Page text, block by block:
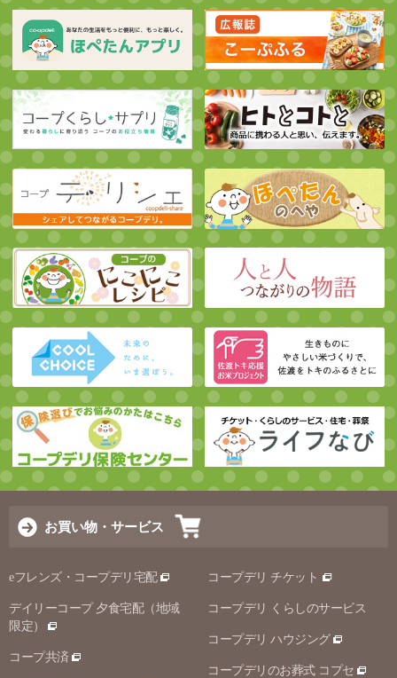
お買い物・サービス
eフレンズ・コープデリ宅配
デイリーコープ 夕食宅配（地域
限定）
コープ共済
コープデリ チケット
コープデリ くらしのサービス
コープデリ ハウジング
コープデリのお葬式 コプセ